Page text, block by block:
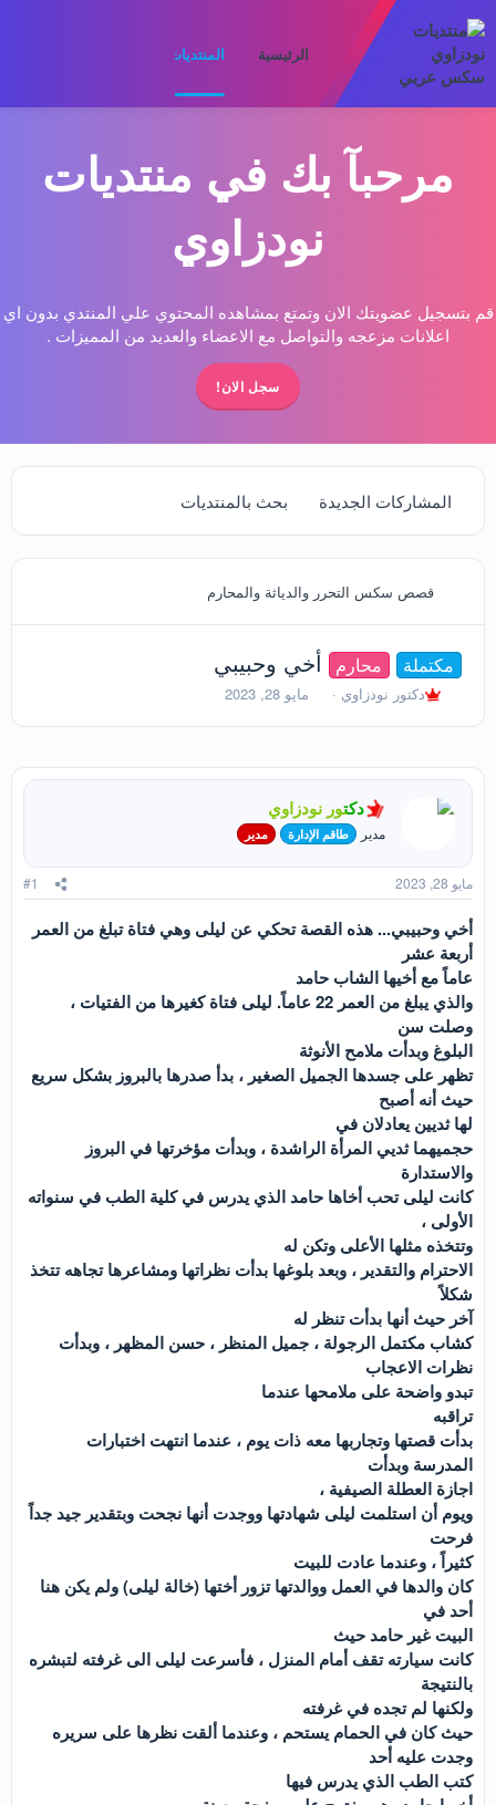
الرئيسية المنتديات
مرحبآ بك في منتديات
نودزاوي
قم بتسجيل عضويتك الان وتمتع بمشاهده المحتوي علي المنتدي بدون اي
اعلانات مزعجه والتواصل مع الاعضاء والعديد من المميزات .
سجل الان!
المشاركات الجديدة بحث بالمنتديات
قصص سكس التحرر والدياثة والمحارم
مكتملة محارم أخي وحبيبي
ب
د
ا
م
و
ع
دكتور نودزاوي
ت
ر
خ
ل
ب
د
ء
مايو 28, 2023
دكتور نودزاوي
مدير طاقم الإدارة مدير
مايو 28, 2023 #1
أخي وحبيبي... هذه القصة تحكي عن ليلى وهي فتاة تبلغ من العمر
أربعة عشر
عاماً مع أخيها الشاب حامد
والذي يبلغ من العمر 22 عاماً. ليلى فتاة كغيرها من الفتيات ،
وصلت سن
البلوغ وبدأت ملامح الأنوثة
تظهر على جسدها الجميل الصغير ، بدأ صدرها بالبروز بشكل سريع
حيث أنه أصبح
لها ثديين يعادلان في
حجميهما ثديي المرأة الراشدة ، وبدأت مؤخرتها في البروز
والاستدارة
كانت ليلى تحب أخاها حامد الذي يدرس في كلية الطب في سنواته
الأولى ،
وتتخذه مثلها الأعلى وتكن له
الاحترام والتقدير ، وبعد بلوغها بدأت نظراتها ومشاعرها تجاهه تتخذ
شكلاً
آخر حيث أنها بدأت تنظر له
كشاب مكتمل الرجولة ، جميل المنظر ، حسن المظهر ، وبدأت
نظرات الاعجاب
تبدو واضحة على ملامحها عندما
تراقبه
بدأت قصتها وتجاربها معه ذات يوم ، عندما انتهت اختبارات
المدرسة وبدأت
اجازة العطلة الصيفية ،
ويوم أن استلمت ليلى شهادتها ووجدت أنها نجحت وبتقدير جيد جداً
فرحت
كثيراً ، وعندما عادت للبيت
كان والدها في العمل ووالدتها تزور أختها (خالة ليلى) ولم يكن هنا
أحد في
البيت غير حامد حيث
كانت سيارته تقف أمام المنزل ، فأسرعت ليلى الى غرفته لتبشره
بالنتيجة
ولكنها لم تجده في غرفته
حيث كان في الحمام يستحم ، وعندما ألقت نظرها على سريره
وجدت عليه أحد
كتب الطب الذي يدرس فيها